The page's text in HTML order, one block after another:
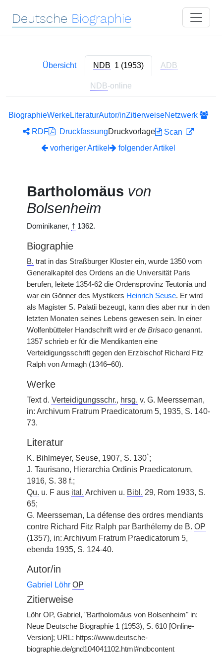
Deutsche Biographie
Übersicht NDB 1 (1953) ADB
NDB-online
BiographieWerkeLiteraturAutor/inZitierweiseNetzwerk
RDF
DruckfassungDruckvorlage
Scan
vorheriger Artikel
folgender Artikel
Bartholomäus von
Bolsenheim
Dominikaner, † 1362.
Biographie
B. trat in das Straßburger Kloster ein, wurde 1350 vom
Generalkapitel des Ordens an die Universität Paris
berufen, leitete 1354-62 die Ordensprovinz Teutonia und
war ein Gönner des Mystikers Heinrich Seuse. Er wird
als Magister S. Palatii bezeugt, kann dies aber nur in den
letzten Monaten seines Lebens gewesen sein. In einer
Wolfenbütteler Handschrift wird er de Brisaco genannt.
1357 schrieb er für die Mendikanten eine
Verteidigungsschrift gegen den Erzbischof Richard Fitz
Ralph von Armagh (1346–60).
Werke
Text d. Verteidigungsschr., hrsg. v. G. Meersseman,
in: Archivum Fratrum Praedicatorum 5, 1935, S. 140-
73.
Literatur
K. Bihlmeyer, Seuse, 1907, S. 130*;
J. Taurisano, Hierarchia Ordinis Praedicatorum,
1916, S. 38 f.;
Qu. u. F aus ital. Archiven u. Bibl. 29, Rom 1933, S.
65;
G. Meersseman, La défense des ordres mendiants
contre Richard Fitz Ralph par Barthélemy de B. OP
(1357), in: Archivum Fratrum Praedicatorum 5,
ebenda 1935, S. 124-40.
Autor/in
Gabriel Löhr OP
Zitierweise
Löhr OP, Gabriel, "Bartholomäus von Bolsenheim" in:
Neue Deutsche Biographie 1 (1953), S. 610 [Online-
Version]; URL: https://www.deutsche-
biographie.de/gnd104041102.html#ndbcontent